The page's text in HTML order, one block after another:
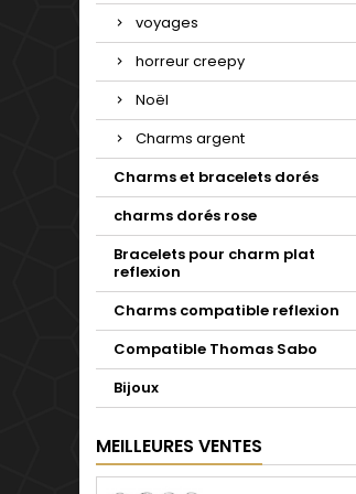
voyages
horreur creepy
Noël
Charms argent
Charms et bracelets dorés
charms dorés rose
Bracelets pour charm plat
reflexion
Charms compatible reflexion
Compatible Thomas Sabo
Bijoux
MEILLEURES VENTES